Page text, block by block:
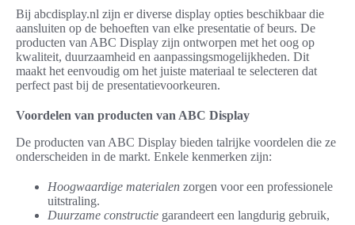
Bij abcdisplay.nl zijn er diverse display opties beschikbaar die
aansluiten op de behoeften van elke presentatie of beurs. De
producten van ABC Display zijn ontworpen met het oog op
kwaliteit, duurzaamheid en aanpassingsmogelijkheden. Dit
maakt het eenvoudig om het juiste materiaal te selecteren dat
perfect past bij de presentatievoorkeuren.
Voordelen van producten van ABC Display
De producten van ABC Display bieden talrijke voordelen die ze
onderscheiden in de markt. Enkele kenmerken zijn:
Hoogwaardige materialen zorgen voor een professionele
uitstraling.
Duurzame constructie garandeert een langdurig gebruik,